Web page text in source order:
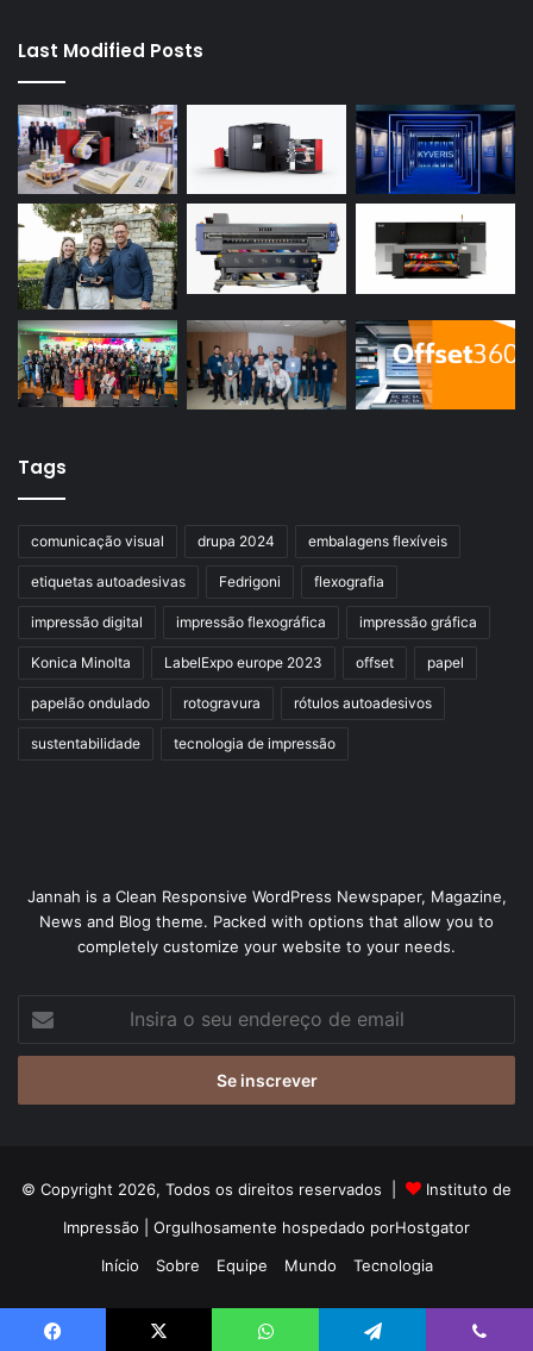
Last Modified Posts
Tags
comunicação visual drupa 2024 embalagens flexíveis
etiquetas autoadesivas Fedrigoni flexografia
impressão digital impressão flexográfica impressão gráfica
Konica Minolta LabelExpo europe 2023 offset papel
papelão ondulado rotogravura rótulos autoadesivos
sustentabilidade tecnologia de impressão
Jannah is a Clean Responsive WordPress Newspaper, Magazine,
News and Blog theme. Packed with options that allow you to
completely customize your website to your needs.
seu
de
© Copyright 2026, Todos os direitos reservados |
Instituto de
Impressão | Orgulhosamente hospedado porHostgator
Início
Sobre Equipe Mundo Tecnologia